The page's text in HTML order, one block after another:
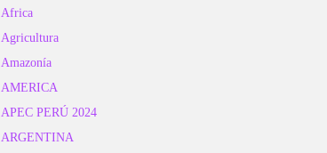
Africa
Agricultura
Amazonía
AMERICA
APEC PERÚ 2024
ARGENTINA